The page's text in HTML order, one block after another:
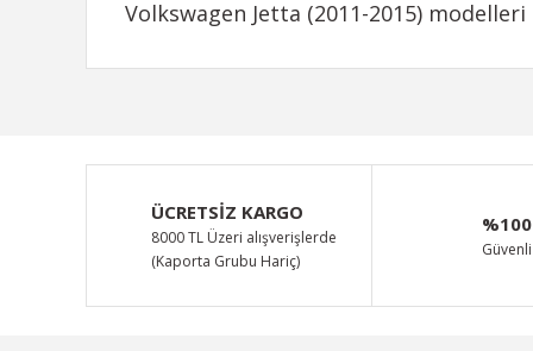
Volkswagen Jetta (2011-2015)
Ürün resmi kalitesiz, bozuk veya görüntülenemiyor.
Ürün açıklamasında eksik bilgiler bulunuyor.
Ürün bilgilerinde hatalar bulunuyor.
Ürün fiyatı diğer sitelerden daha pahalı.
ÜCRETSİZ KARGO
8000 TL Üzeri alışverişlerde
(Kaporta Grubu Hariç)